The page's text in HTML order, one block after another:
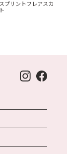
プリントフレアスカ